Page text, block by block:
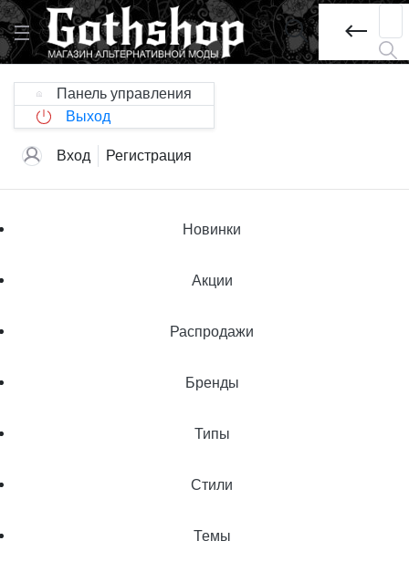
Панель управления
Выход
Вход Регистрация
Новинки
Акции
Распродажи
Бренды
Типы
Стили
Темы